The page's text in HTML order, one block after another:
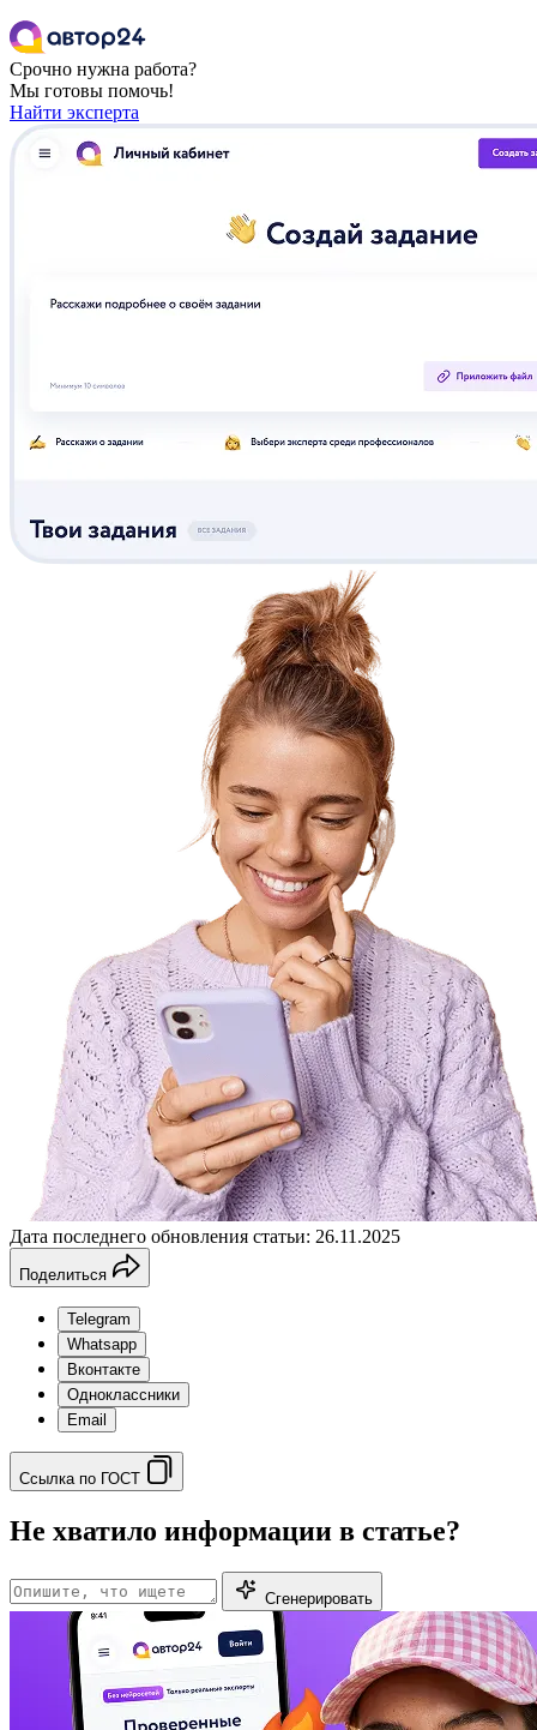
Срочно нужна работа?
Мы готовы помочь!
Найти эксперта
Дата последнего обновления статьи: 26.11.2025
Поделиться
Telegram
Whatsapp
Вконтакте
Одноклассники
Email
Ссылка по ГОСТ
Не хватило информации в статье?
Сгенерировать